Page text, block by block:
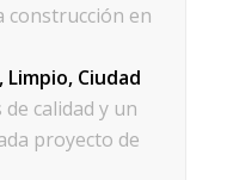
construcción en
Limpio, Ciudad
calidad y un
proyecto de